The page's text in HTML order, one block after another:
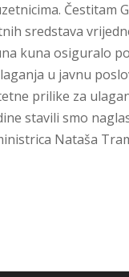
sredstava
kuna osiguralo
u javnu
prilike za
stavili smo
Nataša